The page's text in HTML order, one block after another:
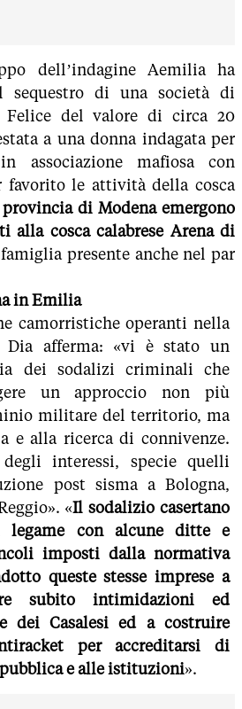
dell’indagine Aemilia ha
di una società di
Felice del valore di circa 20
a una donna indagata per
associazione mafiosa con
favorito le attività della cosca
di Modena emergono
alla cosca calabrese Arena di
presente anche nel par
in Emilia
camorristiche operanti nella
Dia afferma: «vi è stato un
dei sodalizi criminali che
un approccio non più
militare del territorio, ma
e alla ricerca di connivenze.
interessi, specie quelli
post sisma a Bologna,
«Il sodalizio casertano
legame con alcune ditte e
imposti dalla normativa
queste stesse imprese a
subito intimidazioni ed
dei Casalesi ed a costruire
per accreditarsi di
e alle istituzioni».